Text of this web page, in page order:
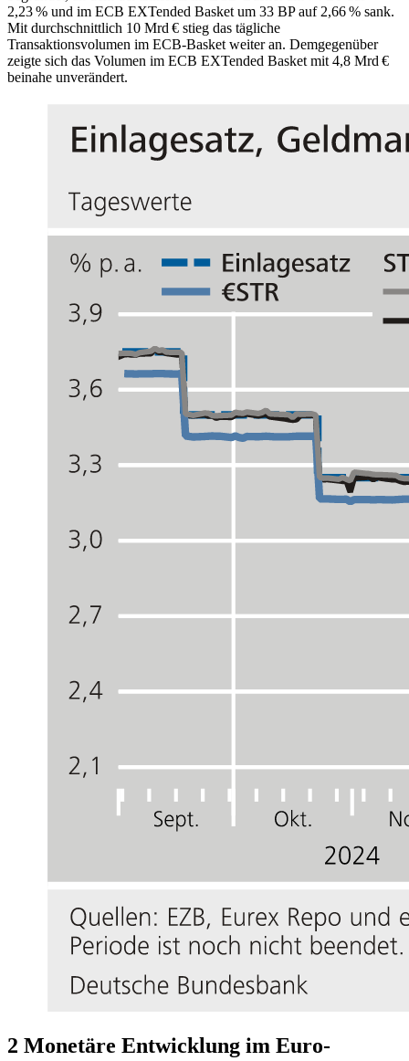
2,23 % und im ECB EXTended Basket um 33 BPauf 2,66 % sank.
Mit durchschnittlich 10 Mrd € stieg das tägliche
Transaktionsvolumen im ECB-Basket weiter an. Demgegenüber
zeigte sich das Volumen im ECB EXTended Basket mit 4,8 Mrd €
beinahe unverändert.
2 Monetäre Entwicklung im Euro-